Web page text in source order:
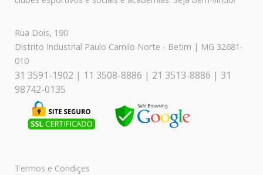
Rua Dois, 190
Distrito Industrial Paulo Camilo Norte - Betim | MG 32681-
010
31 3591-1902 | 11 3508-8886 | 21 3513-8886 | 31
98742-0135
Termos e Condiçes